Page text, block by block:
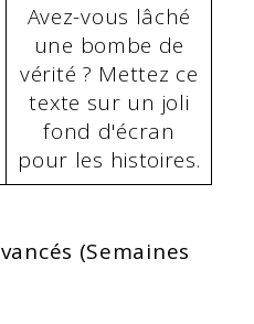
Avez-vous lâché
une bombe de
vérité ? Mettez ce
texte sur un joli
fond d'écran
pour les histoires.
(Semaines